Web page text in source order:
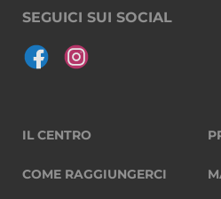
SEGUICI SUI SOCIAL
IL CENTRO
COME RAGGIUNGERCI